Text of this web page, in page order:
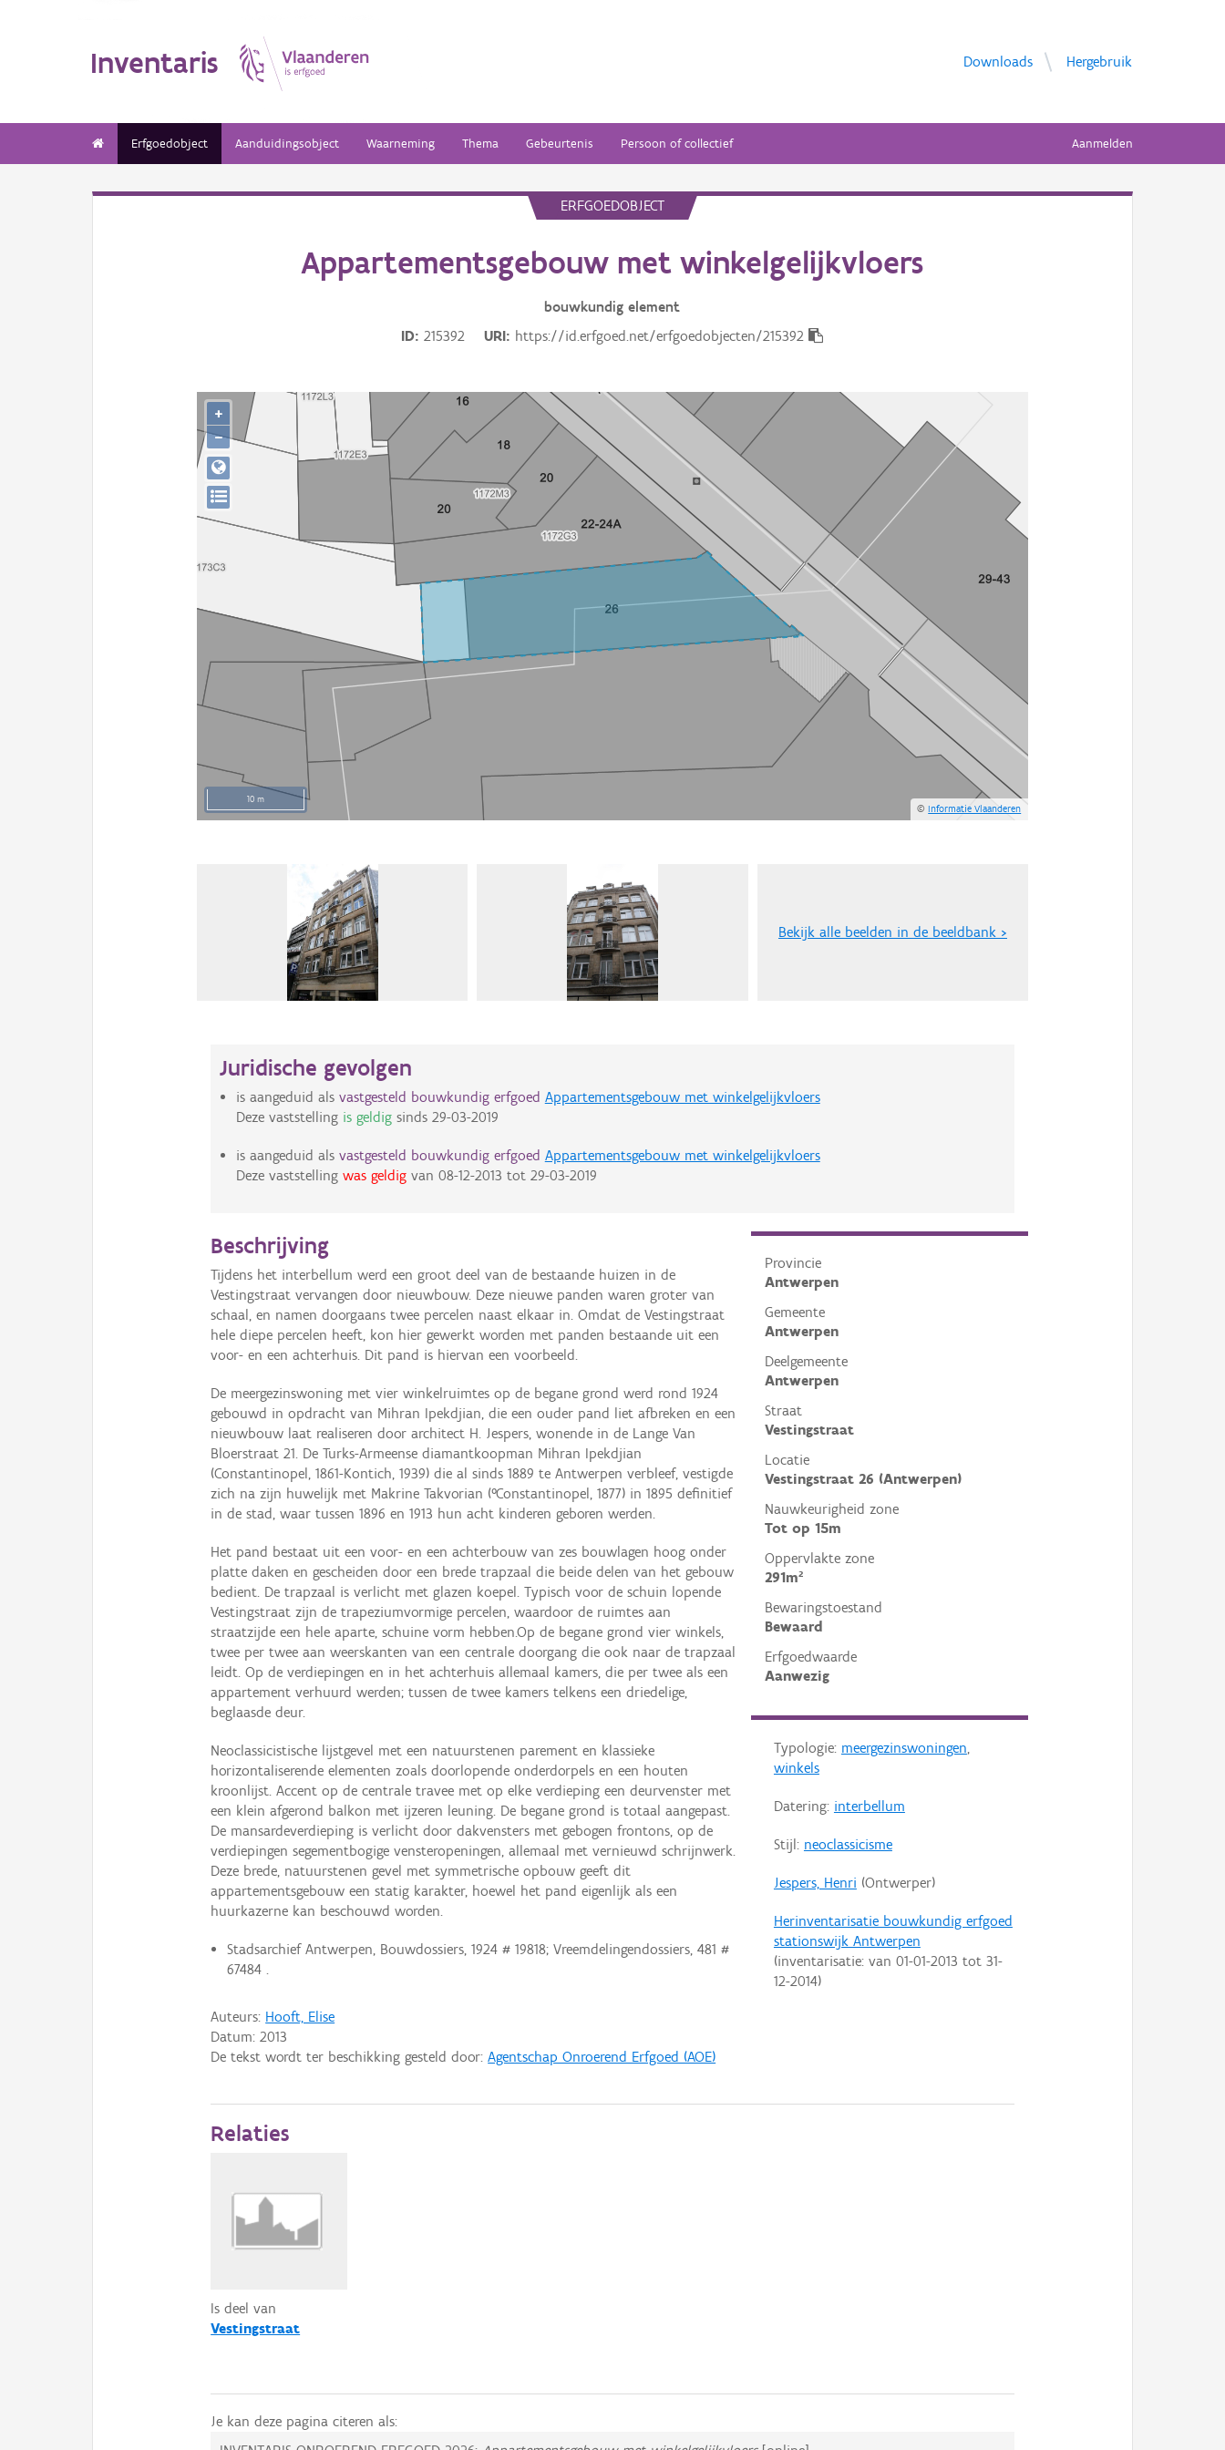
Inventaris Downloads Hergebruik
Erfgoedobject Aanduidingsobject Waarneming Thema Gebeurtenis Persoon of collectief Aanmelden
ERFGOEDOBJECT
Appartementsgebouw met winkelgelijkvloers
bouwkundig element
ID
215392 URI https://id.erfgoed.net/erfgoedobjecten/215392
10 m
©Informatie Vlaanderen
+
−
Bekijk alle beelden in de beeldbank >
Juridische gevolgen
is aangeduid als vastgesteld bouwkundig erfgoed Appartementsgebouw met winkelgelijkvloers
Deze vaststelling is geldigsinds 29-03-2019
is aangeduid als vastgesteld bouwkundig erfgoed Appartementsgebouw met winkelgelijkvloers
Deze vaststelling was geldigvan 08-12-2013 tot 29-03-2019
Provincie
Antwerpen
Gemeente
Antwerpen
Deelgemeente
Antwerpen
Straat
Vestingstraat
Locatie
Vestingstraat 26 (Antwerpen)
Nauwkeurigheid zone
Tot op 15m
Oppervlakte zone
291m²
Bewaringstoestand
Bewaard
Erfgoedwaarde
Aanwezig
Typologie: meergezinswoningen,
winkels
Datering: interbellum
Stijl: neoclassicisme
Jespers, Henri (Ontwerper)
Herinventarisatie bouwkundig erfgoed
stationswijk Antwerpen
(inventarisatie: van 01-01-2013 tot 31-
12-2014)
Beschrijving
Tijdens het interbellum werd een groot deel van de bestaande huizen in de
Vestingstraat vervangen door nieuwbouw. Deze nieuwe panden waren groter van
schaal, en namen doorgaans twee percelen naast elkaar in. Omdat de Vestingstraat
hele diepe percelen heeft, kon hier gewerkt worden met panden bestaande uit een
voor- en een achterhuis. Dit pand is hiervan een voorbeeld.
De meergezinswoning met vier winkelruimtes op de begane grond werd rond 1924
gebouwd in opdracht van Mihran Ipekdjian, die een ouder pand liet afbreken en een
nieuwbouw laat realiseren door architect H. Jespers, wonende in de Lange Van
Bloerstraat 21. De Turks-Armeense diamantkoopman Mihran Ipekdjian
(Constantinopel, 1861-Kontich, 1939) die al sinds 1889 te Antwerpen verbleef, vestigde
zich na zijn huwelijk met Makrine Takvorian (°Constantinopel, 1877) in 1895 definitief
in de stad, waar tussen 1896 en 1913 hun acht kinderen geboren werden.
Het pand bestaat uit een voor- en een achterbouw van zes bouwlagen hoog onder
platte daken en gescheiden door een brede trapzaal die beide delen van het gebouw
bedient. De trapzaal is verlicht met glazen koepel. Typisch voor de schuin lopende
Vestingstraat zijn de trapeziumvormige percelen, waardoor de ruimtes aan
straatzijde een hele aparte, schuine vorm hebben.Op de begane grond vier winkels,
twee per twee aan weerskanten van een centrale doorgang die ook naar de trapzaal
leidt. Op de verdiepingen en in het achterhuis allemaal kamers, die per twee als een
appartement verhuurd werden; tussen de twee kamers telkens een driedelige,
beglaasde deur.
Neoclassicistische lijstgevel met een natuurstenen parement en klassieke
horizontaliserende elementen zoals doorlopende onderdorpels en een houten
kroonlijst. Accent op de centrale travee met op elke verdieping een deurvenster met
een klein afgerond balkon met ijzeren leuning. De begane grond is totaal aangepast.
De mansardeverdieping is verlicht door dakvensters met gebogen frontons, op de
verdiepingen segementbogige vensteropeningen, allemaal met vernieuwd schrijnwerk.
Deze brede, natuurstenen gevel met symmetrische opbouw geeft dit
appartementsgebouw een statig karakter, hoewel het pand eigenlijk als een
huurkazerne kan beschouwd worden.
Stadsarchief Antwerpen, Bouwdossiers, 1924 # 19818; Vreemdelingendossiers, 481 #
67484 .
Auteurs: Hooft, Elise
Datum:2013
De tekst wordt ter beschikking gesteld door:Agentschap Onroerend Erfgoed (AOE)
Relaties
Is deel van
Vestingstraat
Je kan deze pagina citeren als: